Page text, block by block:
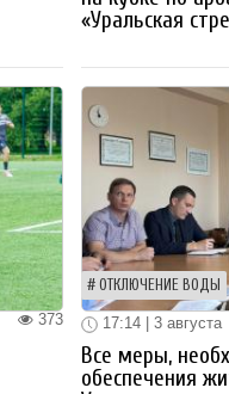
«Уральская
373
ОТКЛЮЧЕНИЕ ВОДЫ
17:14 | 3 августа
Все меры,
обеспечения